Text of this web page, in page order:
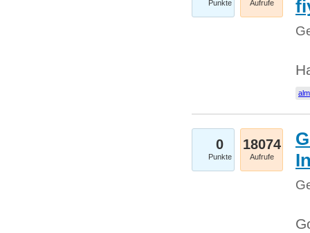
Punkte Aufrufe
0
Punkte
18074
Aufrufe